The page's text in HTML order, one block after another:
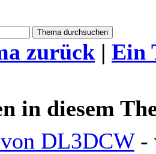
zurück | Ein
in diesem
DL3DCW -